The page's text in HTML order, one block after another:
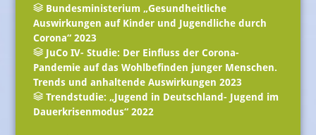
Bundesministerium „Gesundheitliche
Auswirkungen auf Kinder und Jugendliche durch
Corona“ 2023
JuCo IV- Studie: Der Einfluss der Corona-
Pandemie auf das Wohlbefinden junger Menschen.
Trends und anhaltende Auswirkungen 2023
Trendstudie: „Jugend in Deutschland- Jugend im
Dauerkrisenmodus“ 2022